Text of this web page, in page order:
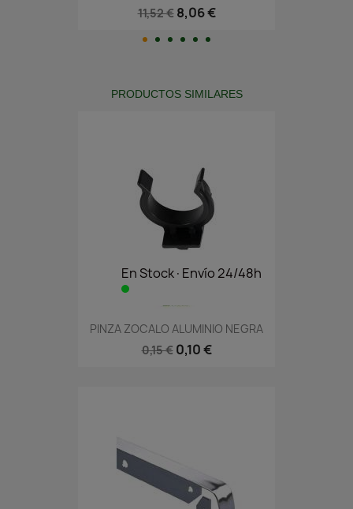
11,52 € 8,06 €
PRODUCTOS SIMILARES
En Stock·Envío 24/48h
PINZA ZOCALO ALUMINIO NEGRA
0,15 € 0,10 €